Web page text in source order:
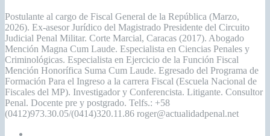
Postulante al cargo de Fiscal General de la República (Marzo,
2026). Ex-asesor Jurídico del Magistrado Presidente del Circuito
Judicial Penal Militar. Corte Marcial, Caracas (2017). Abogado
Mención Magna Cum Laude. Especialista en Ciencias Penales y
Criminológicas. Especialista en Ejercicio de la Función Fiscal
Mención Honorífica Suma Cum Laude. Egresado del Programa de
Formación Para el Ingreso a la carrera Fiscal (Escuela Nacional de
Fiscales del MP). Investigador y Conferencista. Litigante. Consultor
Penal. Docente pre y postgrado. Telfs.: +58
(0412)973.30.05/(0414)320.11.86 roger@actualidadpenal.net